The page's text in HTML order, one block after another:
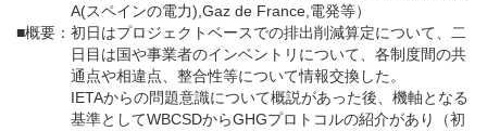
A(スペインの電力),Gaz de France,電発等）
■概要 ： 初日はプロジェクトベースでの排出削減算定について、二
日目は国や事業者のインベントリについて、各制度間の共
通点や相違点、整合性等について情報交換した。
IETAからの問題意識について概説があった後、機軸となる
基準としてWBCSDからGHGプロトコルの紹介があり（初